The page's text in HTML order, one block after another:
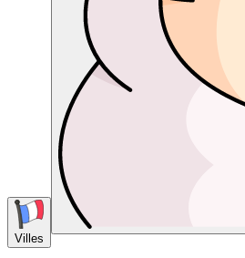
Villes